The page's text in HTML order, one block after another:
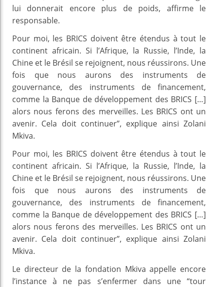
lui donnerait encore plus de poids, affirme le
responsable.
Pour moi, les BRICS doivent être étendus à tout le
continent africain. Si l’Afrique, la Russie, l’Inde, la
Chine et le Brésil se rejoignent, nous réussirons. Une
fois que nous aurons des instruments de
gouvernance, des instruments de financement,
comme la Banque de développement des BRICS […]
alors nous ferons des merveilles. Les BRICS ont un
avenir. Cela doit continuer”, explique ainsi Zolani
Mkiva.
Pour moi, les BRICS doivent être étendus à tout le
continent africain. Si l’Afrique, la Russie, l’Inde, la
Chine et le Brésil se rejoignent, nous réussirons. Une
fois que nous aurons des instruments de
gouvernance, des instruments de financement,
comme la Banque de développement des BRICS […]
alors nous ferons des merveilles. Les BRICS ont un
avenir. Cela doit continuer”, explique ainsi Zolani
Mkiva.
Le directeur de la fondation Mkiva appelle encore
l’instance à ne pas s’enfermer dans une “tour